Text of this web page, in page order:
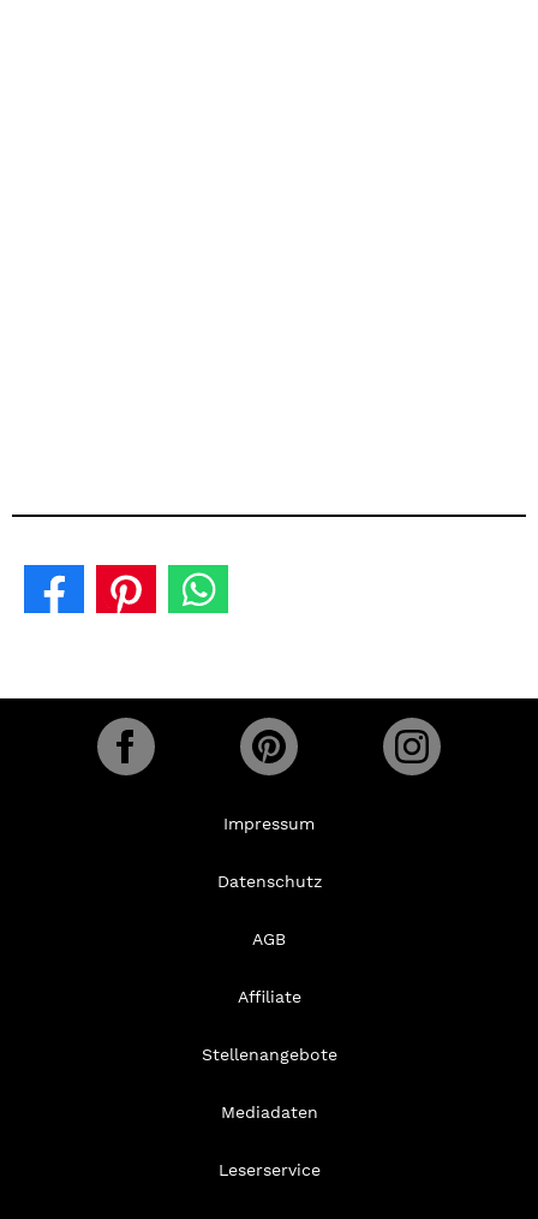
Impressum
Datenschutz
AGB
Affiliate
Stellenangebote
Mediadaten
Leserservice